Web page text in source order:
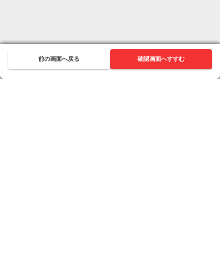
前の画面へ戻る 次へ進む
前の画面へ戻る 次へ進む
前の画面へ戻る 次へ進む
前の画面へ戻る 次へ進む
前の画面へ戻る 次へ進む
前の画面へ戻る 次へ進む
前の画面へ戻る 次へ進む
前の画面へ戻る 次へ進む
前の画面へ戻る 次へ進む
前の画面へ戻る 次へ進む
前の画面へ戻る 確認画面へすすむ